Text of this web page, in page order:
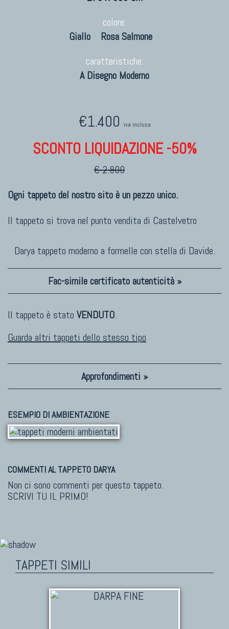
colore:
Giallo
Rosa Salmone
caratteristiche:
A Disegno Moderno
€1.400 iva inclusa
SCONTO LIQUIDAZIONE -50%
€ 2.800
Ogni tappeto del nostro sito è un pezzo unico.
Il tappeto si trova nel punto vendita di Castelvetro
Darya tappeto moderno a formelle con stella di Davide.
Fac-simile certificato autenticità »
Il tappeto è stato VENDUTO.
Guarda altri tappeti dello stesso tipo
Approfondimenti »
ESEMPIO DI AMBIENTAZIONE
COMMENTI AL TAPPETO DARYA
Non ci sono commenti per questo tappeto.
SCRIVI TU IL PRIMO!
TAPPETI SIMILI